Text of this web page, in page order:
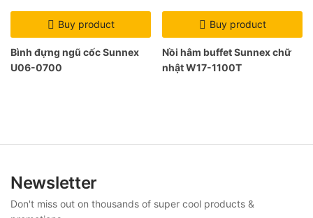
Buy product
Bình đựng ngũ cốc Sunnex
U06-0700
Buy product
Nồi hâm buffet Sunnex chữ
nhật W17-1100T
Newsletter
Don't miss out on thousands of super cool products &